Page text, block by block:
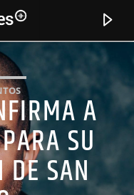
A
SU
DE SAN